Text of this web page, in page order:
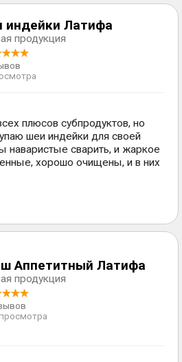
индейки Латифа
продукция
плюсов субпродуктов, но
шеи индейки для своей
наваристые сварить, и жаркое
хорошо очищены, и в них
Аппетитный Латифа
продукция